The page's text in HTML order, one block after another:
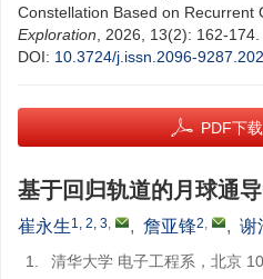
Constellation Based on Recurrent
Exploration , 2026, 13(2): 162-174.
DOI: 10.3724/j.issn.2096-
PDF下载
基于回归轨道的月球通
崔永生1, 2, 3, , 詹亚锋2, , 谢
1.
清华大学 电子工程系，北京